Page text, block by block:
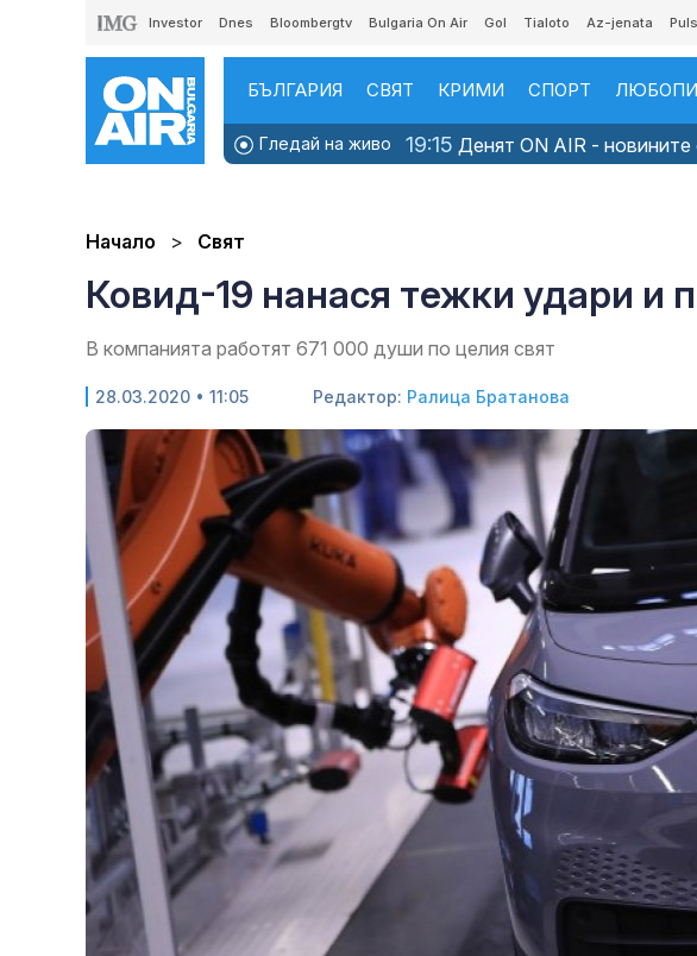
Investor Dnes Bloombergtv Bulgaria On Air Gol Tialoto Az-jenata Puls
БЪЛГАРИЯ СВЯТ КРИМИ СПОРТ
Гледай на живо 19:15 Денят ON AIR - новините
Начало Свят
Ковид-19 нанася тежки удари и
В компанията работят 671 000 души по целия свят
28.03.2020 • 11:05 Редактор: Ралица Братанова